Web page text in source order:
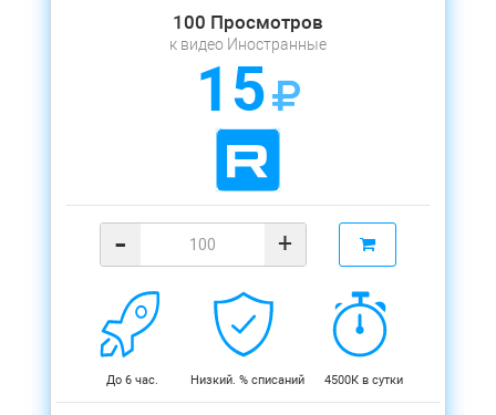
100 Просмотров
к видео Иностранные
15
- +
До 6 час. Низкий. % списаний 4500К в сутки